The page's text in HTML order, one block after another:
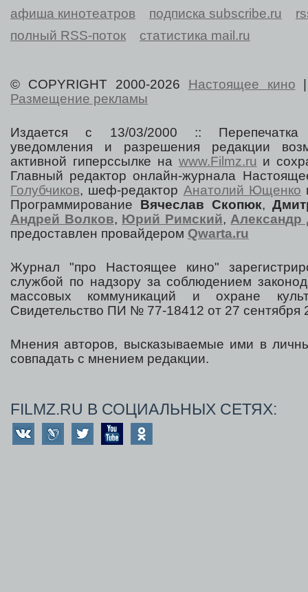
афиша кинотеатров
подписка subscribe.ru
полный RSS-поток
статистика mail.ru
© COPYRIGHT 2000-2026 Настоящее кино
Размещение рекламы
Издается с 13/03/2000 :: Перепечатка
уведомления и разрешения редакции
активной гиперссылке на www.Filmz.ru и
Главный редактор онлайн-журнала
Голубчиков, шеф-редактор Анатолий Ющенко
Программирование Вячеслав Скопюк,
Андрей Волков, Юрий Римский, Александр
предоставлен провайдером Qwarta.ru
Журнал "про Настоящее кино"
службой по надзору за соблюдением
массовых коммуникаций и охране
Свидетельство ПИ № 77-18412 от 27 сентября
Мнения авторов, высказываемые ими в
совпадать с мнением редакции.
FILMZ.RU В СОЦИАЛЬНЫХ СЕТЯХ: